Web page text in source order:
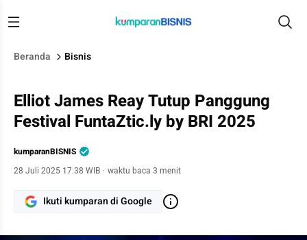
Beranda Bisnis
Elliot James Reay Tutup Panggung
Festival FuntaZtic.ly by BRI 2025
kumparanBISNIS
28 Juli 2025 17:38 WIB · waktu baca 3 menit
Ikuti kumparan di Google